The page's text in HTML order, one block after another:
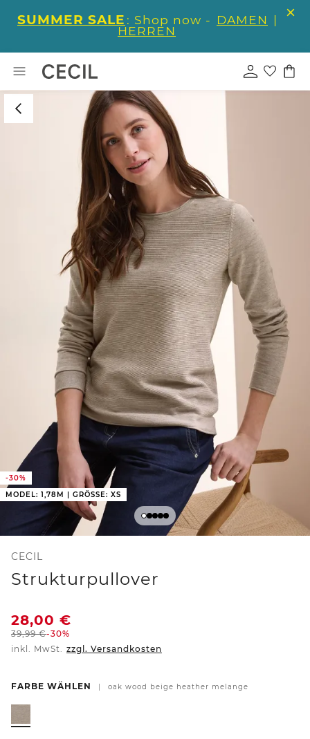
SUMMER SALE : Shop now - DAMEN |
HERREN
-30%
MODEL: 1,78M | GRÖSSE: XS
CECIL
Strukturpullover
28,00 €
39,99€-30%
inkl. MwSt. zzgl. Versandkosten
FARBE WÄHLEN | oak wood beige heather melange